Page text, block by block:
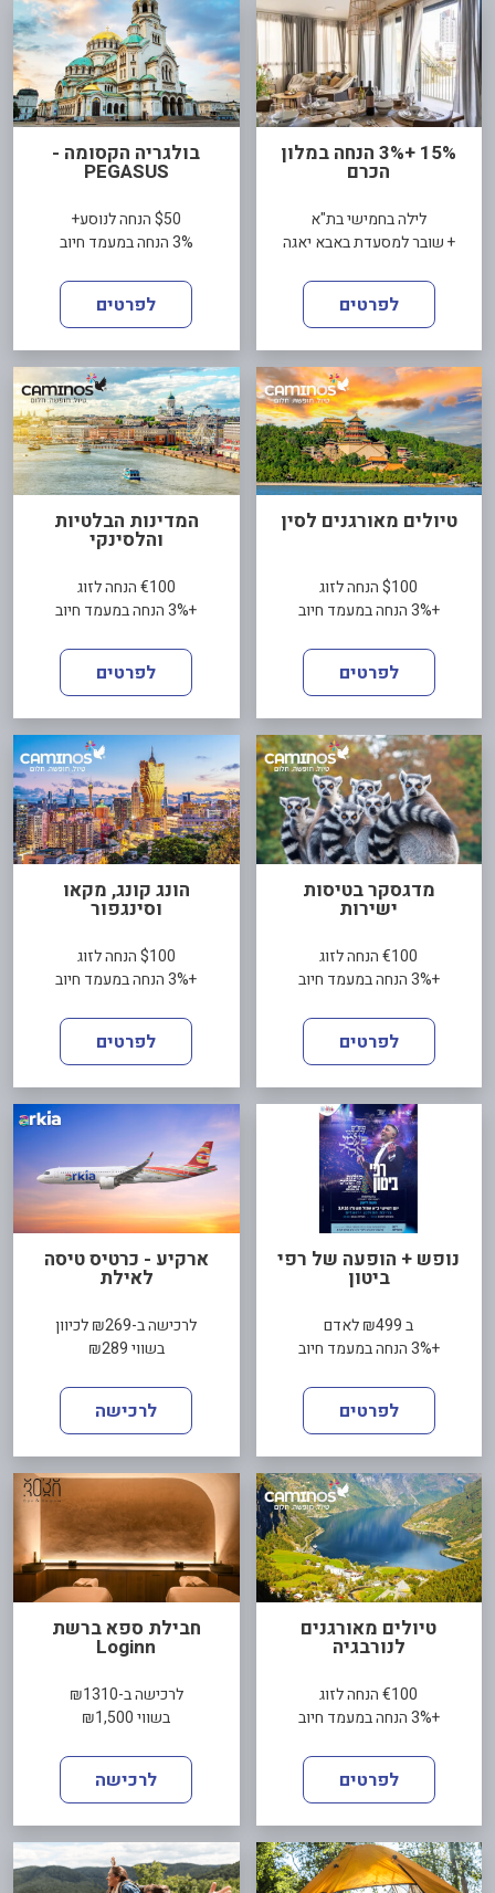
15% +3% הנחה במלון
הכרם
לילה בחמישי בת"א
+ שובר למסעדת באבא יאגה
לפרטים
בולגריה הקסומה -
PEGASUS
$50 הנחה לנוסע+
3% הנחה במעמד חיוב
לפרטים
טיולים מאורגנים לסין
$100 הנחה לזוג
+3% הנחה במעמד חיוב
לפרטים
המדינות הבלטיות
והלסינקי
€100 הנחה לזוג
+3% הנחה במעמד חיוב
לפרטים
מדגסקר בטיסות
ישירות
€100 הנחה לזוג
+3% הנחה במעמד חיוב
לפרטים
הונג קונג, מקאו
וסינגפור
$100 הנחה לזוג
+3% הנחה במעמד חיוב
לפרטים
נופש + הופעה של רפי
ביטון
ב ₪499 לאדם
+3% הנחה במעמד חיוב
לפרטים
ארקיע - כרטיס טיסה
לאילת
לרכישה ב-₪269 לכיוון
בשווי ₪289
לרכישה
טיולים מאורגנים
לנורבגיה
€100 הנחה לזוג
+3% הנחה במעמד חיוב
לפרטים
חבילת ספא ברשת
Loginn
לרכישה ב-₪1310
בשווי ₪1,500
לרכישה